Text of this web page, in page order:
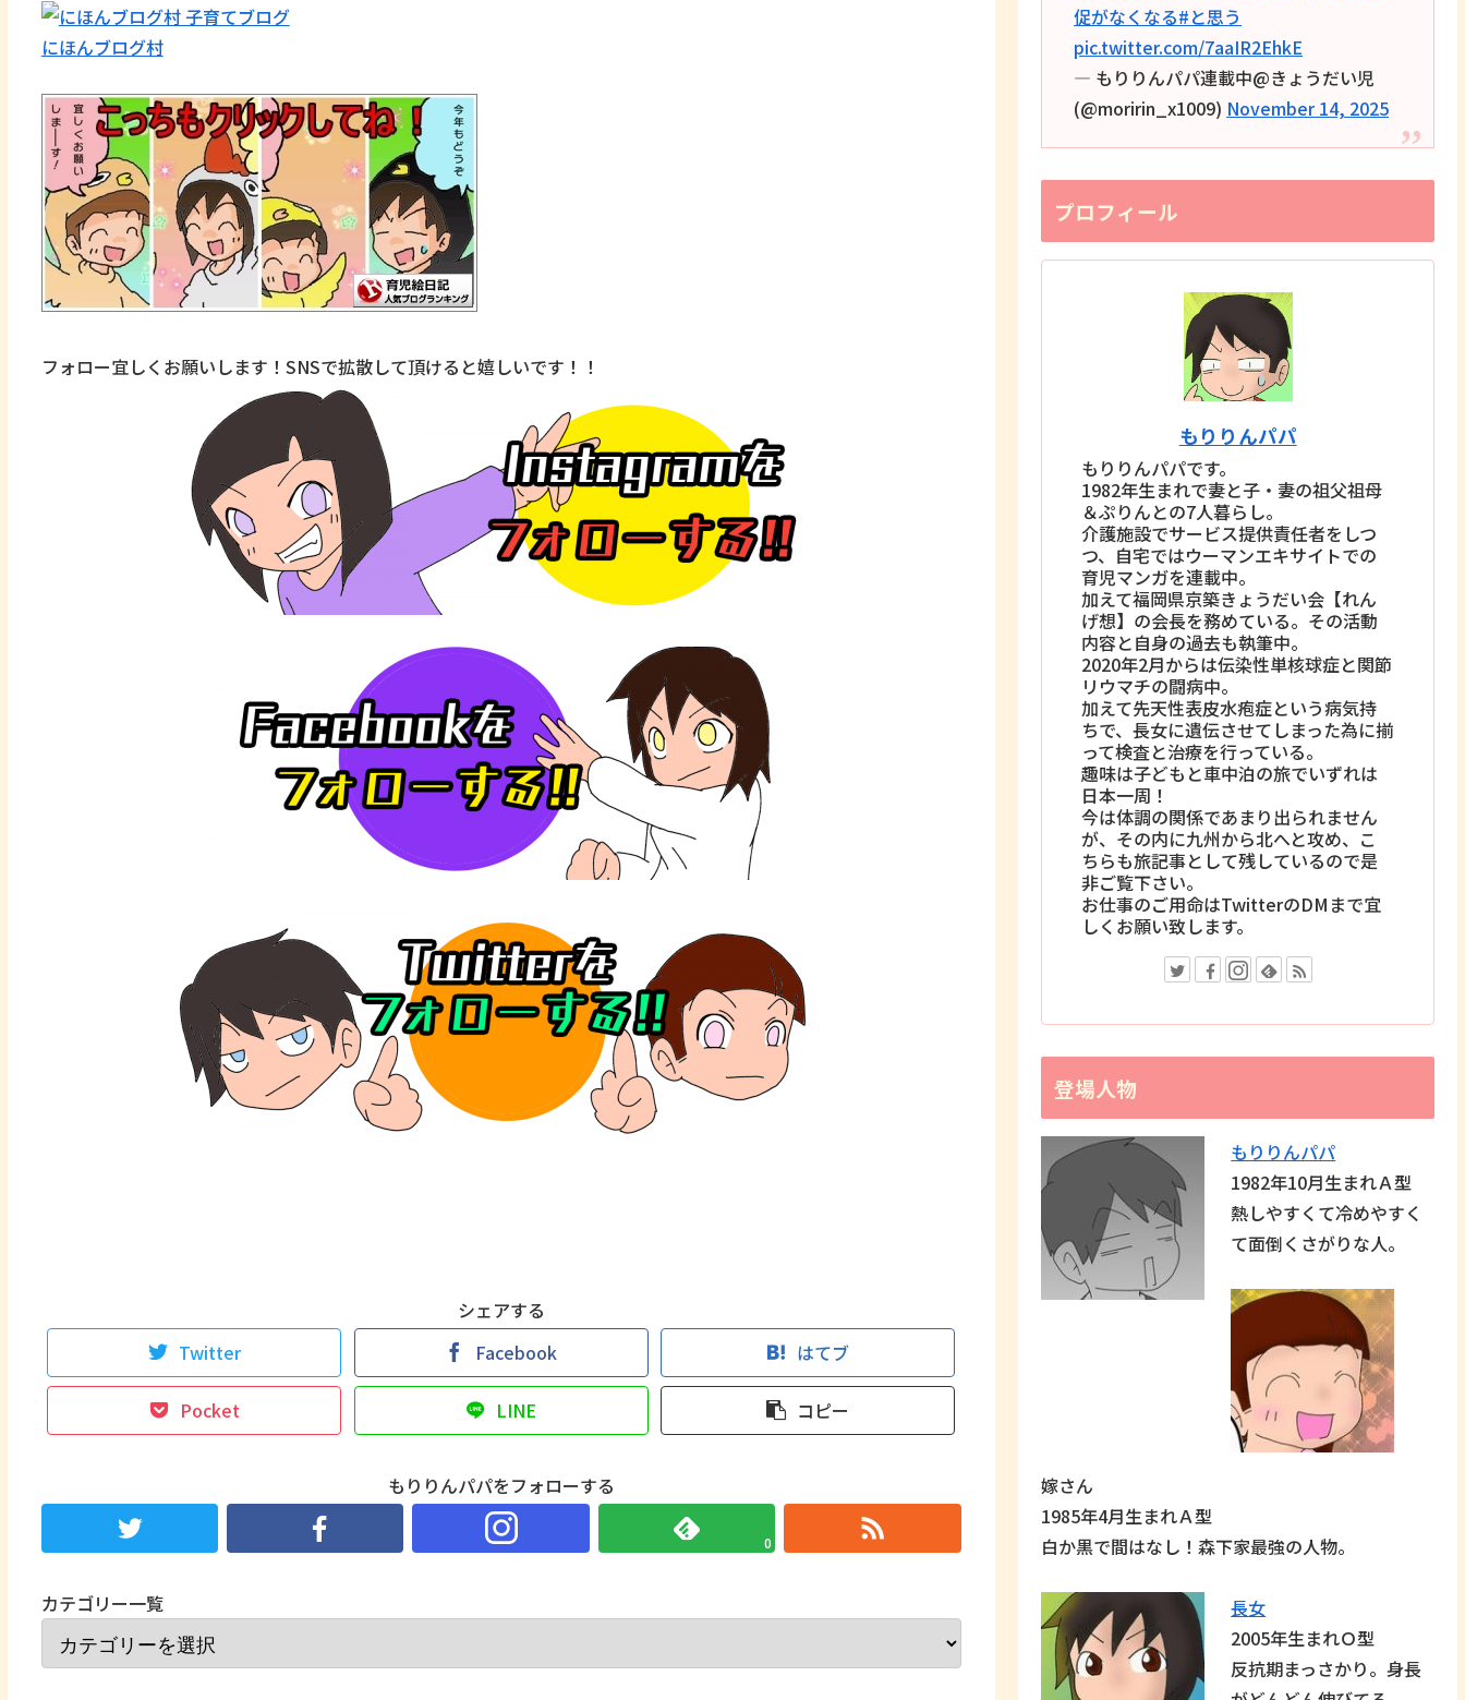
にほんブログ村
フォロー宜しくお願いします！SNSで拡散して頂けると嬉しいです！！
シェアする
Twitter
Facebook はてブ
Pocket LINE コピー
もりりんパパをフォローする
0
カテゴリー一覧
促がなくなる#と思う
pic.twitter.com/7aaIR2EhkE
— もりりんパパ連載中@きょうだい児
(@moririn_x1009) November 14, 2025
プロフィール
もりりんパパ
もりりんパパです。
1982年生まれで妻と子・妻の祖父祖母
＆ぷりんとの7人暮らし。
介護施設でサービス提供責任者をしつ
つ、自宅ではウーマンエキサイトでの
育児マンガを連載中。
加えて福岡県京築きょうだい会【れん
げ想】の会長を務めている。その活動
内容と自身の過去も執筆中。
2020年2月からは伝染性単核球症と関節
リウマチの闘病中。
加えて先天性表皮水疱症という病気持
ちで、長女に遺伝させてしまった為に揃
って検査と治療を行っている。
趣味は子どもと車中泊の旅でいずれは
日本一周！
今は体調の関係であまり出られません
が、その内に九州から北へと攻め、こ
ちらも旅記事として残しているので是
非ご覧下さい。
お仕事のご用命はTwitterのDMまで宜
しくお願い致します。
登場人物
もりりんパパ
1982年10月生まれＡ型
熱しやすくて冷めやすく
て面倒くさがりな人。
嫁さん
1985年4月生まれＡ型
白か黒で間はなし！森下家最強の人物。
長女
2005年生まれＯ型
反抗期まっさかり。身長